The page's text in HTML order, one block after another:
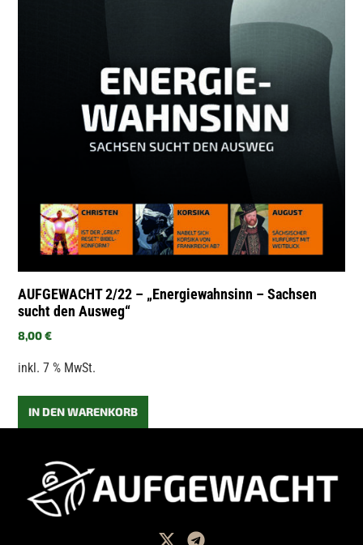
AUFGEWACHT 2/22 – „Energiewahnsinn – Sachsen
sucht den Ausweg“
8,00€
inkl. 7 % MwSt.
IN DEN WARENKORB